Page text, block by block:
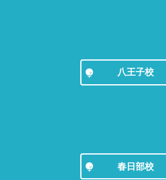
八王子校
春日部校